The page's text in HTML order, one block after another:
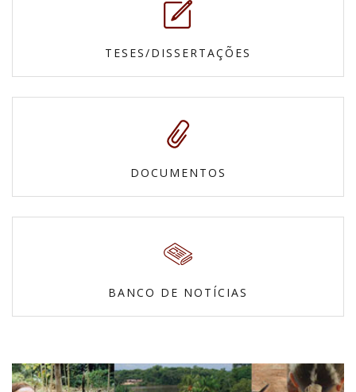
TESES/DISSERTAÇÕES
DOCUMENTOS
BANCO DE NOTÍCIAS